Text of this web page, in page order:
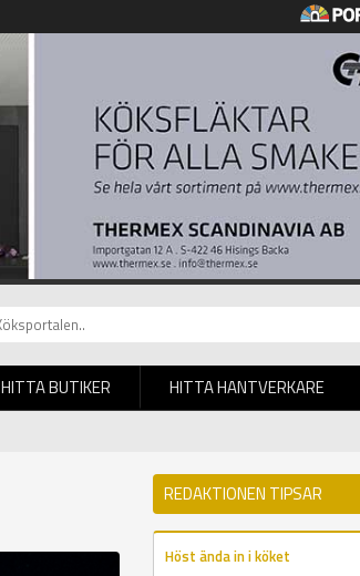
HITTA BUTIKER HITTA HANTVERKARE
REDAKTIONEN TIPSAR
Höst ända in i köket